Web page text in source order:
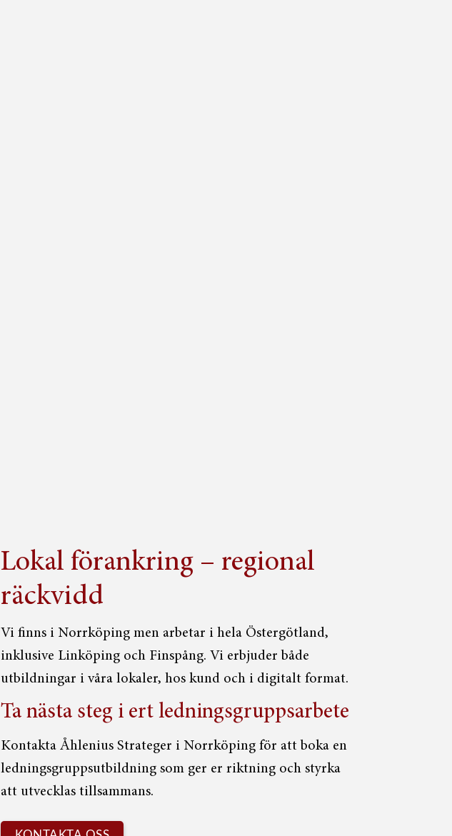
Lokal förankring – regional
räckvidd
Vi finns i Norrköping men arbetar i hela Östergötland,
inklusive Linköping och Finspång. Vi erbjuder både
utbildningar i våra lokaler, hos kund och i digitalt format.
Ta nästa steg i ert ledningsgruppsarbete
Kontakta Åhlenius Strateger i Norrköping för att boka en
ledningsgruppsutbildning som ger er riktning och styrka
att utvecklas tillsammans.